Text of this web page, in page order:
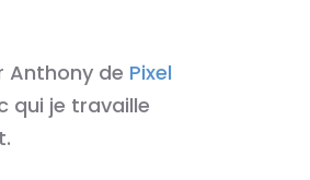
Anthony de Pixel
qui je travaille